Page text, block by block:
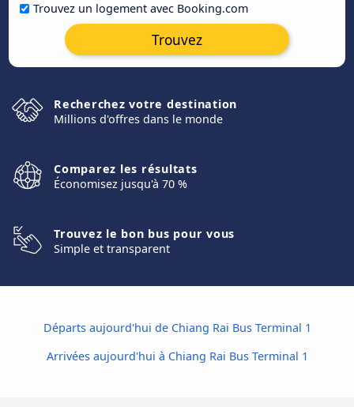
Trouvez un logement avec Booking.com
Trouvez
Recherchez votre destination
Millions d'offres dans le monde
Comparez les résultats
Économisez jusqu'à 70 %
Trouvez le bon bus pour vous
Simple et transparent
Départs aujourd'hui de Chiang Rai Bus Terminal 1
Arrivées aujourd'hui à Chiang Rai Bus Terminal 1